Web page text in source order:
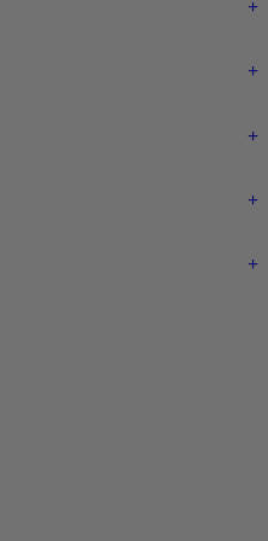
+
+
+
+
+